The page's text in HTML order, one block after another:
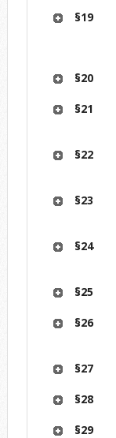
§19
§20
§21
§22
§23
§24
§25
§26
§27
§28
§29